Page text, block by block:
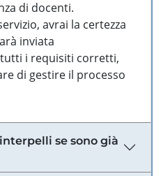
di docenti.
avrai la certezza
inviata
i requisiti corretti,
di gestire il processo
se sono già